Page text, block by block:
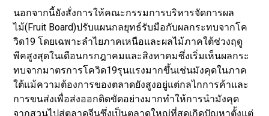
นอกจากนี้ยังสั่งการให้คณะกรรมการบริหารจัดการผล
ไม้(Fruit Board)ปรับแผนกลยุทธ์รับมือกับผลกระทบจากโค
วิด19 โดยเฉพาะลำไยภาคเหนือและผลไม้ภาคใต้ช่วงฤดู
พีคสูงสุดในเดือนกรกฎาคมและสิงหาคมซึ่งเริ่มเห็นผลกระ
ทบจากมาตรการโควิด19รุนแรงมากขึ้นเช่นมังคุดในภาค
ใต้แม้ความต้องการของตลาดยังสูงอยู่แต่กลไกการค้าและ
การขนส่งเพื่อส่งออกติดขัดอย่างมากทำให้การนำมังคุด
จากสวนไปสู่ตลาดจีนซึ่งเป็นตลาดใหญ่ที่สุดเกิดปัญหาตั้งแต่